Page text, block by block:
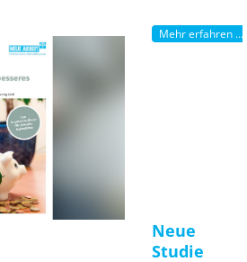
Mehr erfahren ...
Neue
Studie